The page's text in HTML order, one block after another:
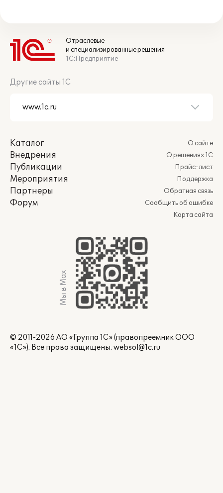
Отраслевые
и специализированные решения
1С:Предприятие
Другие сайты 1С
Каталог
Внедрения
Публикации
Мероприятия
Партнеры
Форум
О сайте
О решениях 1С
Прайс-лист
Поддержка
Обратная связь
Сообщить об ошибке
Карта сайта
Мы в Max
© 2011-2026 АО «Группа 1С» (правопреемник ООО
«1С»). Все права защищены. websol@1c.ru